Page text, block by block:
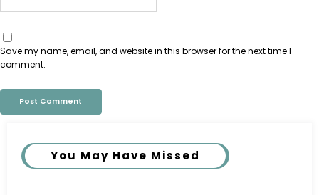
Save my name, email, and website in this browser for the next time I
comment.
You May Have Missed